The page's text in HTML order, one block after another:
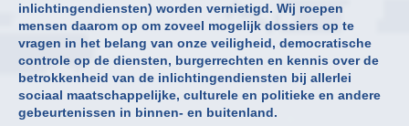
inlichtingendiensten) worden vernietigd. Wij roepen
mensen daarom op om zoveel mogelijk dossiers op te
vragen in het belang van onze veiligheid, democratische
controle op de diensten, burgerrechten en kennis over de
betrokkenheid van de inlichtingendiensten bij allerlei
sociaal maatschappelijke, culturele en politieke en andere
gebeurtenissen in binnen- en buitenland.